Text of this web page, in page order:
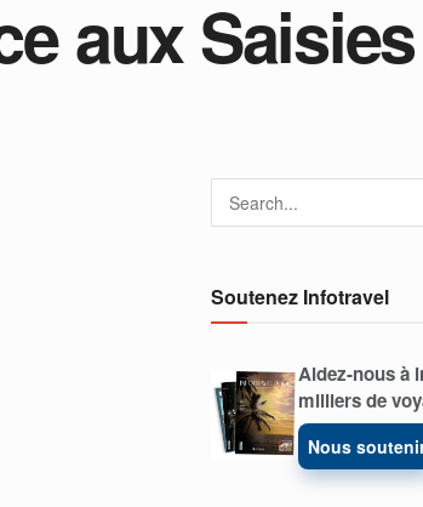
aux Saisies
Soutenez Infotravel
Aidez-nous à
milliers de
Nous